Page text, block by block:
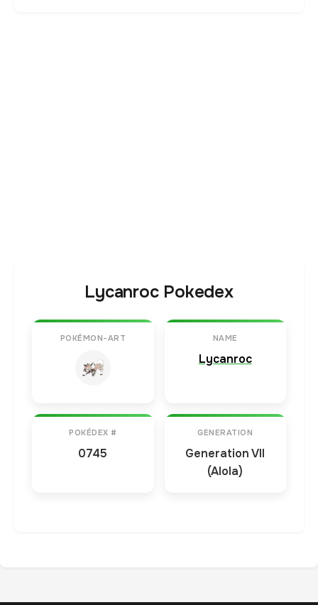
Lycanroc Pokedex
POKÉMON-ART NAME
Lycanroc
POKÉDEX #
0745
GENERATION
Generation VII
(Alola)